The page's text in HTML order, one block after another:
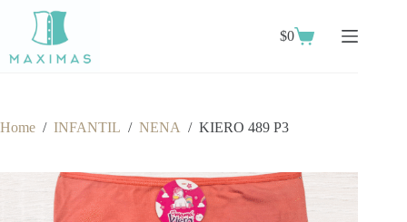
content
Shopping
$0
Home / INFANTIL / NENA / KIERO 489 P3